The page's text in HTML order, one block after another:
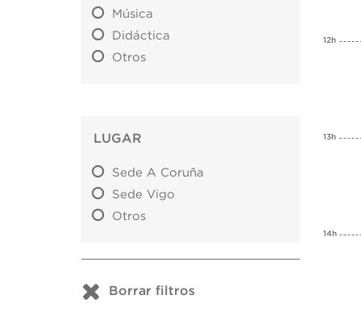
Música
Didáctica
Otros
LUGAR
Sede A Coruña
Sede Vigo
Otros
Borrar filtros
12h
13h
14h